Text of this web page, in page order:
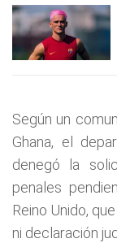
Según un
Ghana, el
denegó la
penales
Reino Unido,
ni declaración